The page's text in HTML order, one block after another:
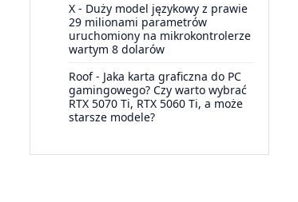
X - Duży model językowy z prawie
29 milionami parametrów
uruchomiony na mikrokontrolerze
wartym 8 dolarów
Roof- Jaka karta graficzna do PC
gamingowego? Czy warto wybrać
RTX 5070 Ti, RTX 5060 Ti, a może
starsze modele?